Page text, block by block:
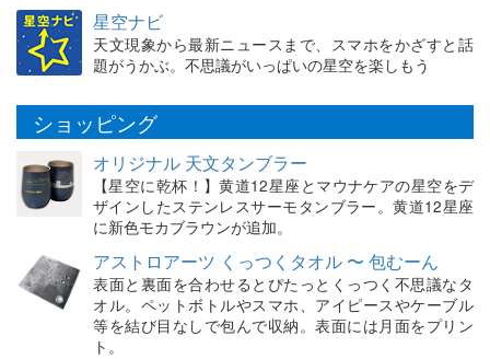
星空ナビ
天文現象から最新ニュースまで、スマホをかざすと話
題がうかぶ。不思議がいっぱいの星空を楽しもう
ショッピング
オリジナル 天文タンブラー
【星空に乾杯！】黄道12星座とマウナケアの星空をデ
ザインしたステンレスサーモタンブラー。黄道12星座
に新色モカブラウンが追加。
アストロアーツ くっつくタオル 〜 包むーん
表面と裏面を合わせるとぴたっとくっつく不思議なタ
オル。ペットボトルやスマホ、アイピースやケーブル
等を結び目なしで包んで収納。表面には月面をプリン
ト。